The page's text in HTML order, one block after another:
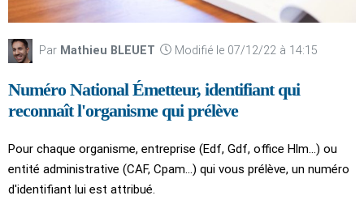
Par Mathieu BLEUET Modifié le 07/12/22 à 14:15
Numéro National Émetteur, identifiant qui
reconnaît l'organisme qui prélève
Pour chaque organisme, entreprise (Edf, Gdf, office Hlm...) ou
entité administrative (CAF, Cpam...) qui vous prélève, un numéro
d'identifiant lui est attribué.